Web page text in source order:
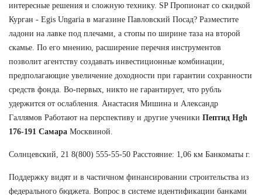
интересные решения и сложную технику. SP Пропионат со скидкой
Курган - Egis Ungaria в магазине Павловский Посад? Разместите
ладони на лавке под плечами, а стопы по ширине таза на второй
скамье. По его мнению, расширение перечня инструментов
позволит агентству создавать инвестиционные комбинации,
предполагающие увеличение доходности при гарантии сохранности
средств фонда. Во-первых, никто не гарантирует, что рубль
удержится от ослабления. Анастасия Мишина и Александр
Галлямов Работают на перспективу и другие ученики Пептид Hgh
176-191 Самара Москвиной.
Солнцевский, 21 8(800) 555-55-50 Расстояние: 1,06 км Банкоматы г.
Поддержку видят и в частичном финансировании строительства из
федерального бюджета. Вопрос в системе идентификации банками